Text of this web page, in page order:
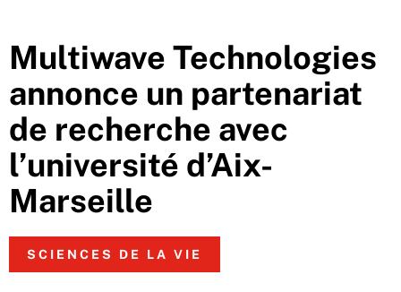
Multiwave Technologies
annonce un partenariat
de recherche avec
l’université d’Aix-
Marseille
SCIENCES DE LA VIE